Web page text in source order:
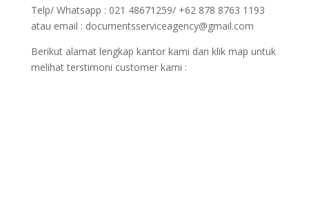
Telp/ Whatsapp : 021 48671259/ +62 878 8763 1193
atau email : documentsserviceagency@gmail.com
Berikut alamat lengkap kantor kami dan klik map untuk
melihat terstimoni customer kami :